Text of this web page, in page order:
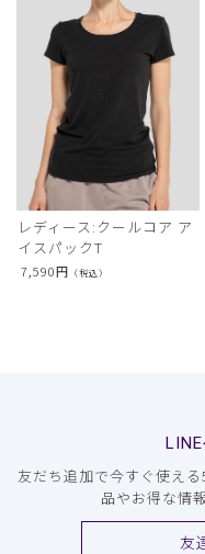
レディース:クールコア ア
イスパックT
7,590円 （税込）
友だち追加で今すぐ使え
品やお得な情
友